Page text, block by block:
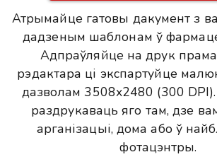
Атрымайце гатовы дакумент з
дадзеным шаблонам ў
Адпраўляйце на друк
рэдактара ці экспартуйце
дазволам 3508x2480 (300
раздрукаваць яго там, дзе
арганізацыі, дома або ў
фотацэнтры.